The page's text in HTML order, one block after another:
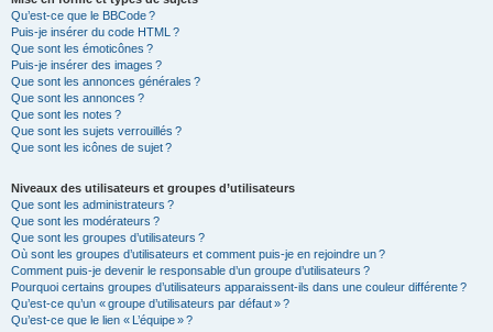
Qu’est-ce que le BBCode ?
Puis-je insérer du code HTML ?
Que sont les émoticônes ?
Puis-je insérer des images ?
Que sont les annonces générales ?
Que sont les annonces ?
Que sont les notes ?
Que sont les sujets verrouillés ?
Que sont les icônes de sujet ?
Niveaux des utilisateurs et groupes d’utilisateurs
Que sont les administrateurs ?
Que sont les modérateurs ?
Que sont les groupes d’utilisateurs ?
Où sont les groupes d’utilisateurs et comment puis-je en rejoindre un ?
Comment puis-je devenir le responsable d’un groupe d’utilisateurs ?
Pourquoi certains groupes d’utilisateurs apparaissent-ils dans une couleur différente ?
Qu’est-ce qu’un « groupe d’utilisateurs par défaut » ?
Qu’est-ce que le lien « L’équipe » ?